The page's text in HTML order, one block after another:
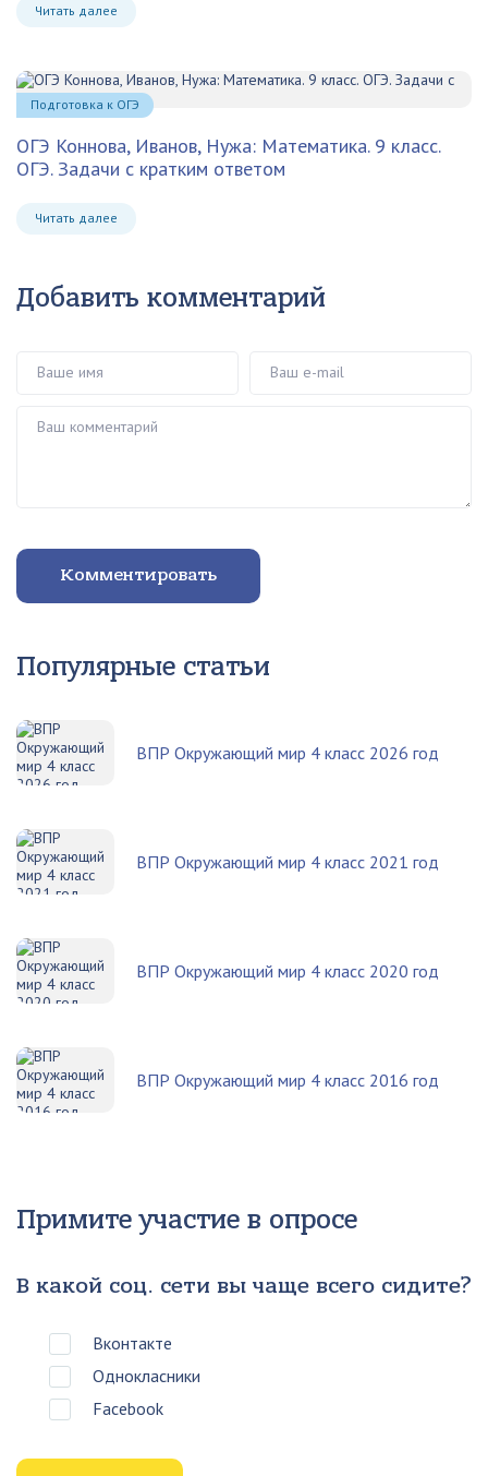
Читать далее
ОГЭ Коннова, Иванов, Нужа: Математика. 9 класс.
ОГЭ. Задачи с кратким ответом
Читать далее
Подготовка к ОГЭ
Добавить комментарий
Комментировать
Популярные статьи
ВПР Окружающий мир 4 класс 2026 год
ВПР Окружающий мир 4 класс 2021 год
ВПР Окружающий мир 4 класс 2020 год
ВПР Окружающий мир 4 класс 2016 год
Примите участие в опросе
В какой соц. сети вы чаще всего сидите?
Вконтакте
Однокласники
Facebook